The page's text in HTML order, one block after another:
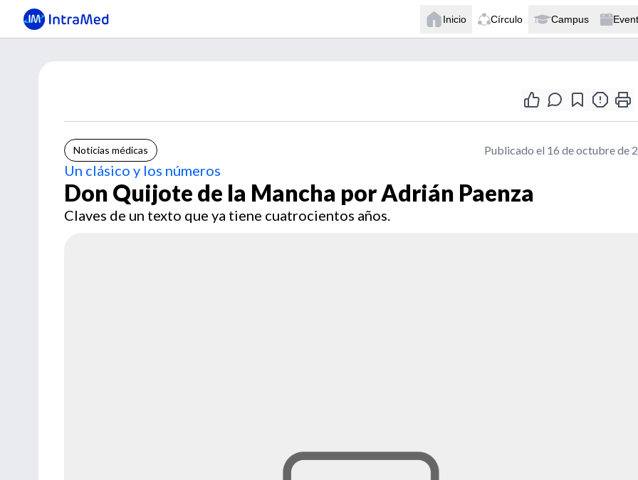
Inicio Círculo Campus
Noticias médicas Publicado el 16 de octubre de
Un clásico y los números
Don Quijote de la Mancha por Adrián Paenza
Claves de un texto que ya tiene cuatrocientos años.